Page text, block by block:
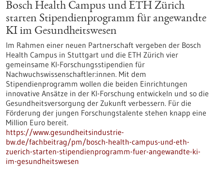
Bosch Health Campus und ETH Zürich
starten Stipendienprogramm für angewandte
KI im Gesundheitswesen
Im Rahmen einer neuen Partnerschaft vergeben der Bosch
Health Campus in Stuttgart und die ETH Zürich vier
gemeinsame KI-Forschungsstipendien für
Nachwuchswissenschaftler:innen. Mit dem
Stipendienprogramm wollen die beiden Einrichtungen
innovative Ansätze in der KI-Forschung entwickeln und so die
Gesundheitsversorgung der Zukunft verbessern. Für die
Förderung der jungen Forschungstalente stehen knapp eine
Million Euro bereit.
https://www.gesundheitsindustrie-
bw.de/fachbeitrag/pm/bosch-health-campus-und-eth-
zuerich-starten-stipendienprogramm-fuer-angewandte-ki-
im-gesundheitswesen